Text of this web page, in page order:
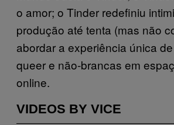
o amor; o Tinder redefiniu
produção até tenta (mas não
abordar a experiência única
queer e não-brancas em
online.
VIDEOS BY VICE